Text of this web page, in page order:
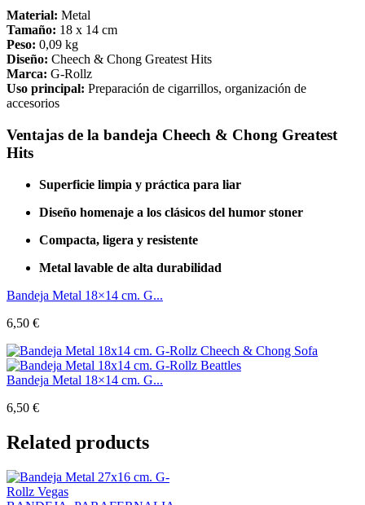
Material: Metal
Tamaño: 18 x 14 cm
Peso: 0,09 kg
Diseño: Cheech & Chong Greatest Hits
Marca: G-Rollz
Uso principal: Preparación de cigarrillos, organización de
accesorios
Ventajas de la bandeja Cheech & Chong Greatest
Hits
Superficie limpia y práctica para liar
Diseño homenaje a los clásicos del humor stoner
Compacta, ligera y resistente
Metal lavable de alta durabilidad
Bandeja Metal 18×14 cm. G...
6,50 €
Bandeja Metal 18×14 cm. G...
6,50 €
Related products